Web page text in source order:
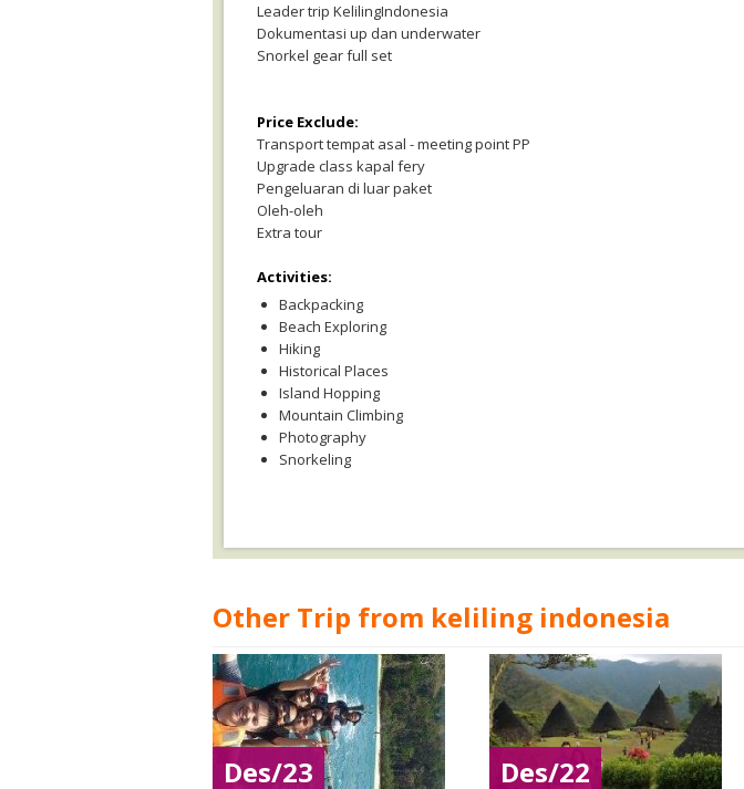
Leader trip KelilingIndonesia
Dokumentasi up dan underwater
Snorkel gear full set
Price Exclude:
Transport tempat asal - meeting point PP
Upgrade class kapal fery
Pengeluaran di luar paket
Oleh-oleh
Extra tour
Activities:
Backpacking
Beach Exploring
Hiking
Historical Places
Island Hopping
Mountain Climbing
Photography
Snorkeling
Other Trip from keliling indonesia
Des/23 Des/22